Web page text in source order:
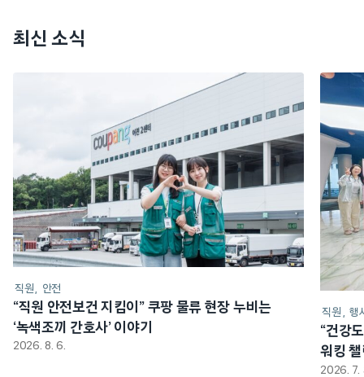
최신 소식
직원 안전
“직원 안전보건 지킴이” 쿠팡 물류 현장 누비는
‘녹색조끼 간호사’ 이야기
2026. 8. 6.
직원 행
“건강
워킹
2026. 7.